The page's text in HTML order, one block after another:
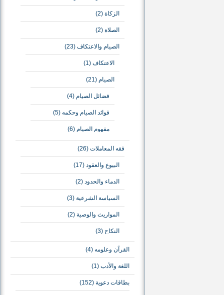
الزكاة(2)
الصلاة(2)
الصيام والاعتكاف(23)
الاعتكاف(1)
الصيام(21)
فضائل الصيام(4)
فوائد الصيام وحكمه(5)
مفهوم الصيام(6)
فقه المعاملات(26)
البيوع والعقود(17)
الدماء والحدود(2)
السياسة الشرعية (3)
المواريث والوصية(2)
النكاح(3)
القرآن وعلومه(4)
اللغة والأدب(1)
بطاقات دعوية(152)